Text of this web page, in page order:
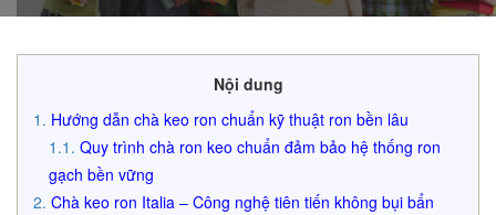
Nội dung
Hướng dẫn chà keo ron chuẩn kỹ thuật ron bền lâu
Quy trình chà ron keo chuẩn đảm bảo hệ thống ron
gạch bền vững
Chà keo ron Italia – Công nghệ tiên tiến không bụi bẩn